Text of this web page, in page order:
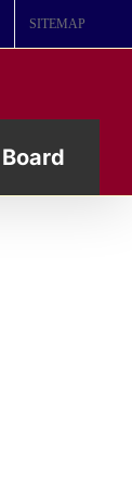
SITEMAP
Board